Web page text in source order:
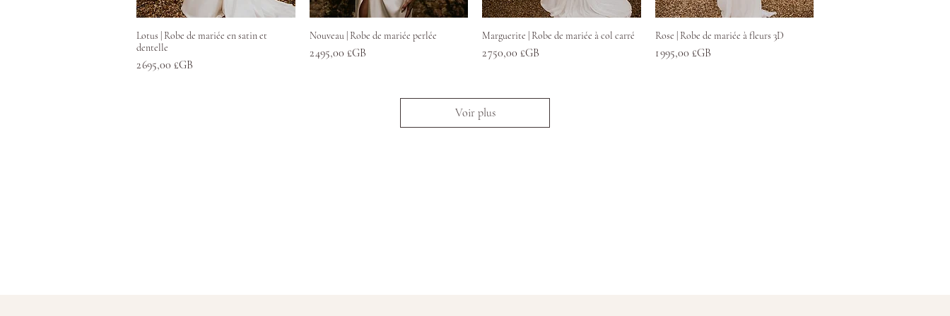
Aperçu rapide
Lotus | Robe de mariée en satin et
dentelle
Prix
2 695,00 £GB
Aperçu rapide
Nouveau | Robe de mariée perlée
Prix
2 495,00 £GB
Aperçu rapide
Marguerite | Robe de mariée à col carré
Prix
2 750,00 £GB
Aperçu rapide
Rose | Robe de mariée à fleurs 3D
Prix
1 995,00 £GB
Voir plus